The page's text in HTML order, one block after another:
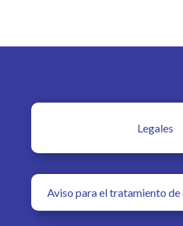
Legales
Aviso para el tratamiento de